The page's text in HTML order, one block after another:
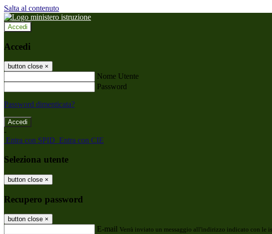
Salta al contenuto
Accedi
Accedi
button close ×
Nome Utente
Password
Password dimenticata?
-
Entra con SPID Entra con CIE
Seleziona utente
button close ×
Recupero password
button close ×
E-mail Verrà inviato un messaggio all'indirizzo indicato con le